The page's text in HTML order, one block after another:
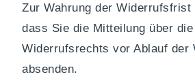
Zur Wahrung der
dass Sie die Mitteilung über die
Widerrufsrechts vor Ablauf der
absenden.